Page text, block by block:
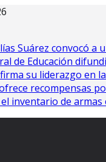
Suárez convocó a
de Educación
su liderazgo en
recompensas
inventario de